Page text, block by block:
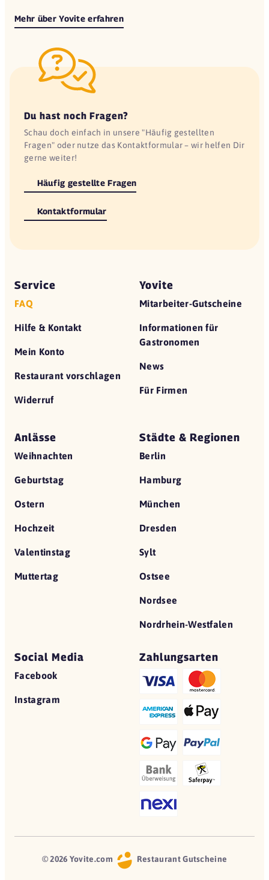
Mehr über Yovite erfahren
Du hast noch Fragen?
Schau doch einfach in unsere "Häufig gestellten
Fragen" oder nutze das Kontaktformular – wir helfen Dir
gerne weiter!
Häufig gestellte Fragen
Kontaktformular
Service
FAQ
Hilfe & Kontakt
Mein Konto
Restaurant vorschlagen
Widerruf
Yovite
Mitarbeiter-Gutscheine
Informationen für
Gastronomen
News
Für Firmen
Anlässe
Weihnachten
Geburtstag
Ostern
Hochzeit
Valentinstag
Muttertag
Städte & Regionen
Berlin
Hamburg
München
Dresden
Sylt
Ostsee
Nordsee
Nordrhein-Westfalen
Social Media
Facebook
Instagram
Zahlungsarten
© 2026 Yovite.com Restaurant Gutscheine